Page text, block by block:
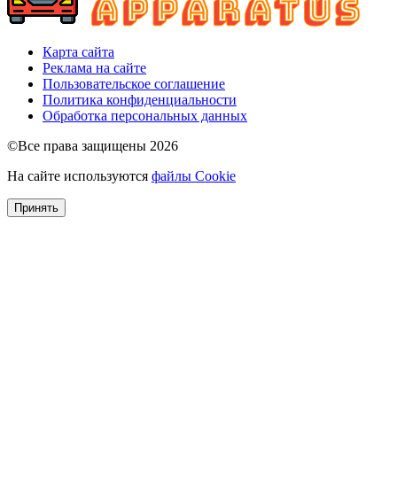
Карта сайта
Реклама на сайте
Пользовательское соглашение
Политика конфиденциальности
Обработка персональных данных
©Все права защищены 2026
На сайте используются файлы Cookie
Принять